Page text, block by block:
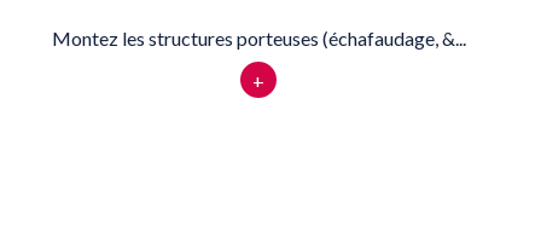
Montez les structures porteuses (échafaudage, &...
+